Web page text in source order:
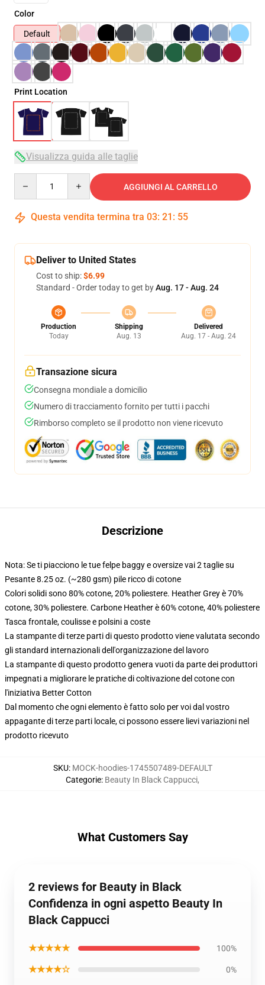
Color
Default
Print Location
Visualizza guida alle taglie
AGGIUNGI AL CARRELLO
Questa vendita termina tra 03: 21 : 54
Deliver to United States
Cost to ship:$6.99
Standard - Order today to get byAug. 17 - Aug. 24
Production
Today
Shipping
Aug. 13
Delivered
Aug. 17 - Aug. 24
Transazione sicura
Consegna mondiale a domicilio
Numero di tracciamento fornito per tutti i pacchi
Rimborso completo se il prodotto non viene ricevuto
Descrizione
Nota: Se ti piacciono le tue felpe baggy e oversize vai 2 taglie su
Pesante 8.25 oz. (~280 gsm) pile ricco di cotone
Colori solidi sono 80% cotone, 20% poliestere. Heather Grey è 70%
cotone, 30% poliestere. Carbone Heather è 60% cotone, 40% poliestere
Tasca frontale, coulisse e polsini a coste
La stampante di terze parti di questo prodotto viene valutata secondo
gli standard internazionali dell'organizzazione del lavoro
La stampante di questo prodotto genera vuoti da parte dei produttori
impegnati a migliorare le pratiche di coltivazione del cotone con
l'iniziativa Better Cotton
Dal momento che ogni elemento è fatto solo per voi dal vostro
appagante di terze parti locale, ci possono essere lievi variazioni nel
prodotto ricevuto
SKU: MOCK-hoodies-1745507489-DEFAULT
Categorie: Beauty In Black Cappucci,
What Customers Say
2 reviews for Beauty in Black
Confidenza in ogni aspetto Beauty In
Black Cappucci
★★★★★ 100%
★★★★☆ 0%